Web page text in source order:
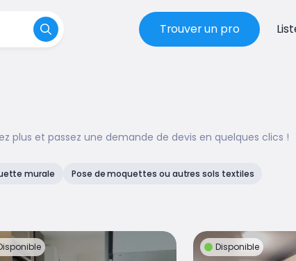
Trouver un pro
plus et passez une demande de devis en quelques clics !
murale
Pose de moquettes ou autres sols textiles
Disponible